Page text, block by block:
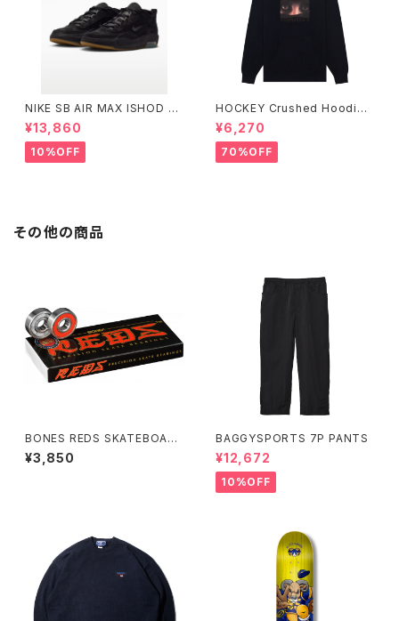
NIKE SB AIR MAX ISHOD 2
BLACK/BLACK Small Size
¥13,860
10%OFF
HOCKEY Crushed Hoodie
ブラック
¥6,270
70%OFF
その他の商品
BONES REDS SKATEBOAR
D BEARINGS
¥3,850
BAGGYSPORTS 7P PANTS
¥12,672
10%OFF